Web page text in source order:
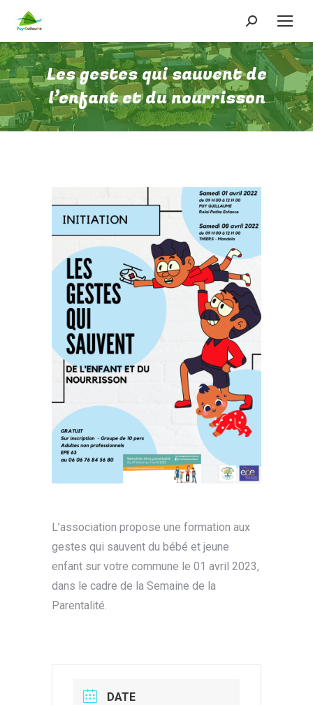
Recherche
:
Les gestes qui sauvent de
l’enfant et du nourrisson
L’association propose une formation aux
gestes qui sauvent du bébé et jeune
enfant sur votre commune le 01 avril 2023,
dans le cadre de la Semaine de la
Parentalité.
DATE